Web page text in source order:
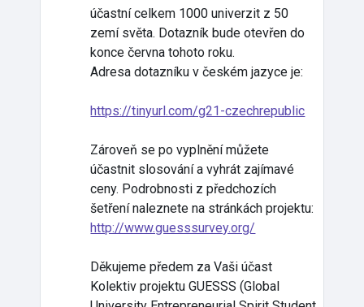
účastní celkem 1000 univerzit z 50
zemí světa. Dotazník bude otevřen do
konce června tohoto roku.
Adresa dotazníku v českém jazyce je:
https://tinyurl.com/g21-czechrepublic
Zároveň se po vyplnění můžete
účastnit slosování a vyhrát zajímavé
ceny. Podrobnosti z předchozích
šetření naleznete na stránkách projektu:
http://www.guesssurvey.org/
Děkujeme předem za Vaši účast
Kolektiv projektu GUESSS (Global